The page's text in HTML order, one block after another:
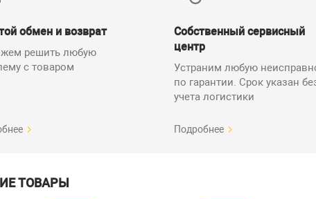
обмен и возврат
решить любую
с товаром
Собственный сервисный
центр
Устраним любую
по гарантии. Срок указан
учета логистики
Подробнее
ТОВАРЫ